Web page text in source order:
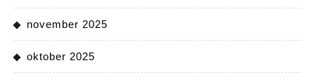
november 2025
oktober 2025